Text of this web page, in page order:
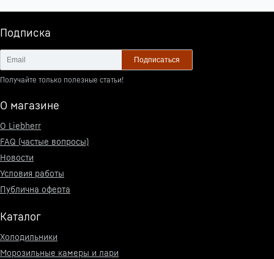
Подписка
Подписаться
Получайте только полезные статьи!
О магазине
О Liebherr
FAQ (частые вопросы)
Новости
Условия работы
Публична оферта
Каталог
Холодильники
Морозильные камеры и лари